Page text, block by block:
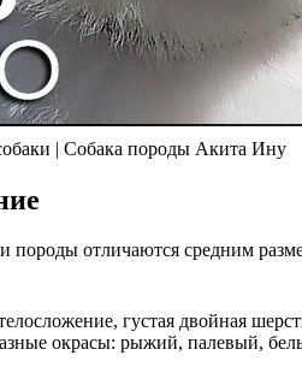
| Собака породы Акита Ину
породы отличаются средним
густая двойная
окрасы: рыжий, палевый,